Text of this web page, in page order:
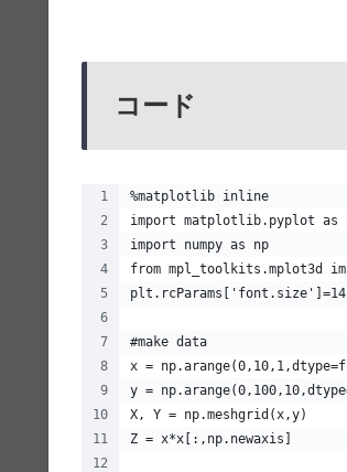
コード
%matplotlib inline
import matplotlib.pyplot as
import numpy as np
from mpl_toolkits.mplot3d
plt.rcParams['font.size']=14
#make data
x =
y =
X, Y = np.meshgrid(x,y)
Z = x*x[:,np.newaxis]